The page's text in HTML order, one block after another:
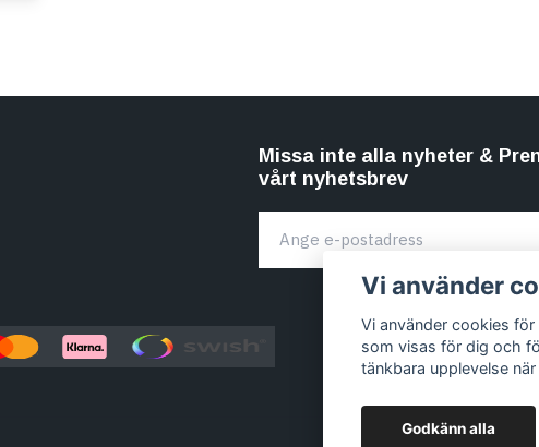
Missa inte alla nyheter &
vårt nyhetsbrev
Vi använder
Vi använder cookies
som visas för dig och
tänkbara upplevelse
Godkänn alla